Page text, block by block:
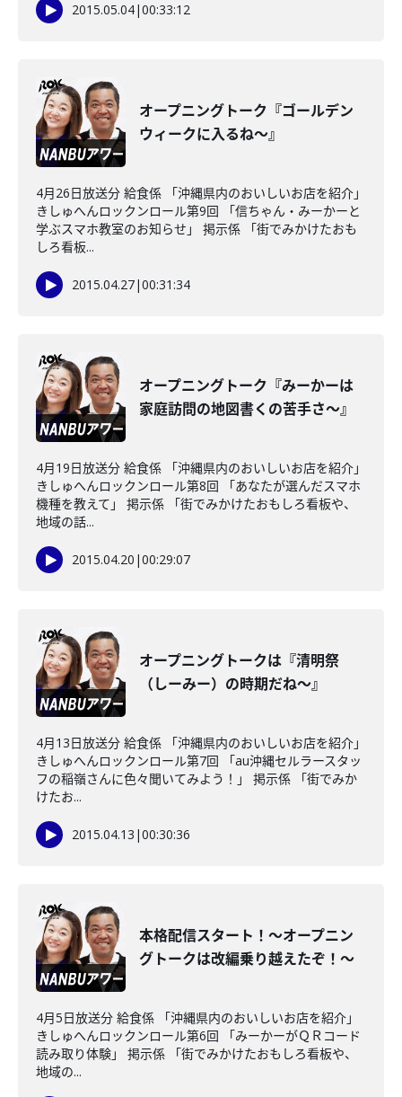
2015.05.04|00:33:12
オープニングトーク『ゴールデン
ウィークに入るね～』
4月26日放送分 給食係 「沖縄県内のおいしいお店を紹介」
きしゅへんロックンロール第9回 「信ちゃん・みーかーと
学ぶスマホ教室のお知らせ」 掲示係 「街でみかけたおも
しろ看板...
2015.04.27|00:31:34
オープニングトーク『みーかーは
家庭訪問の地図書くの苦手さ～』
4月19日放送分 給食係 「沖縄県内のおいしいお店を紹介」
きしゅへんロックンロール第8回 「あなたが選んだスマホ
機種を教えて」 掲示係 「街でみかけたおもしろ看板や、
地域の話...
2015.04.20 |00:29:07
オープニングトークは『清明祭
（しーみー）の時期だね～』
4月13日放送分 給食係 「沖縄県内のおいしいお店を紹介」
きしゅへんロックンロール第7回 「au沖縄セルラースタッ
フの稲嶺さんに色々聞いてみよう！」 掲示係 「街でみか
けたお...
2015.04.13 |00:30:36
本格配信スタート！～オープニン
グトークは改編乗り越えたぞ！～
4月5日放送分 給食係 「沖縄県内のおいしいお店を紹介」
きしゅへんロックンロール第6回 「みーかーがＱＲコード
読み取り体験」 掲示係 「街でみかけたおもしろ看板や、
地域の...